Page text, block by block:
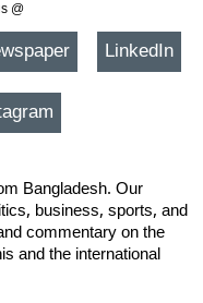
@
LinkedIn
Bangladesh. Our
business, sports, and
commentary on the
and the international